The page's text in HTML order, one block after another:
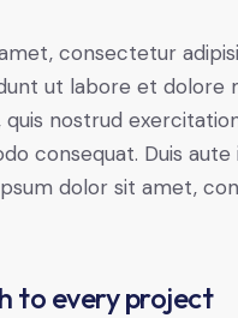
consectetur
ut labore et dolore
nostrud
consequat. Duis
dolor sit amet,
to every project